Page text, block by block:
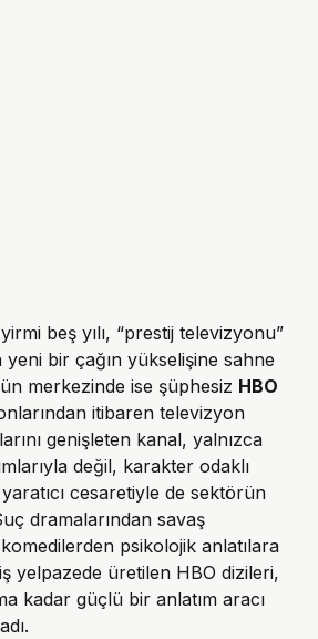
beş yılı, “prestij televizyonu”
yeni bir çağın yükselişine sahne
merkezinde ise şüphesiz HBO
itibaren televizyon
genişleten kanal, yalnızca
değil, karakter odaklı
cesaretiyle de sektörün
dramalarından savaş
psikolojik anlatılara
yelpazede üretilen HBO dizileri,
kadar güçlü bir anlatım aracı